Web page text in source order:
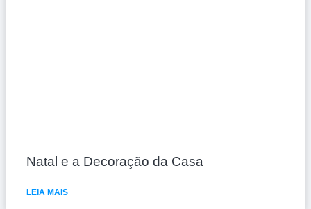
Natal e a Decoração da Casa
LEIA MAIS